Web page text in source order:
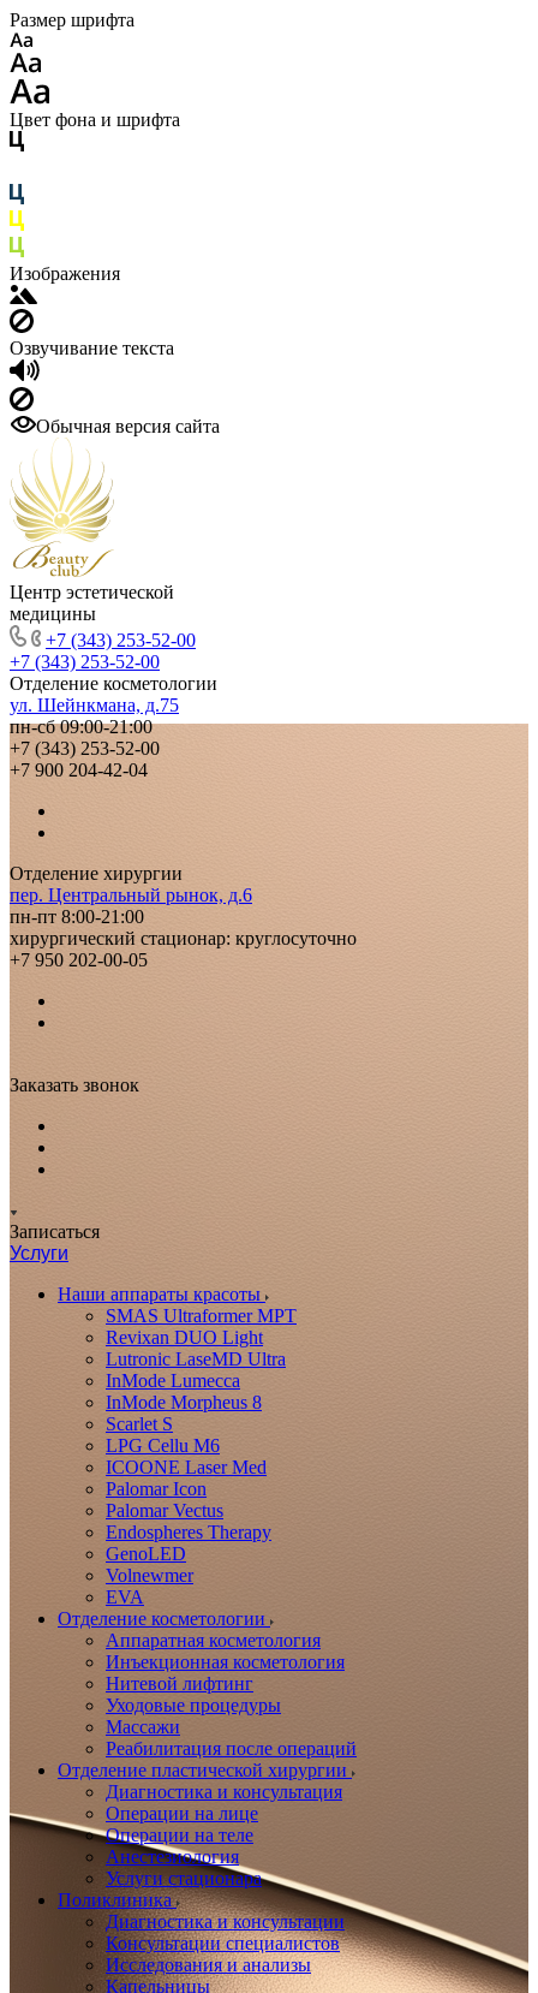
Размер шрифта
Цвет фона и шрифта
Изображения
Озвучивание текста
Обычная версия сайта
Центр эстетической
медицины
+7 (343) 253-52-00
+7 (343) 253-52-00
Отделение косметологии
ул. Шейнкмана, д.75
пн-сб 09:00-21:00
+7 (343) 253-52-00
+7 900 204-42-04
Отделение хирургии
пер. Центральный рынок, д.6
пн-пт 8:00-21:00
хирургический стационар: круглосуточно
+7 950 202-00-05
Заказать звонок
Записаться
Услуги
Наши аппараты красоты
SMAS Ultraformer MPT
Revixan DUO Light
Lutronic LaseMD Ultra
InMode Lumecca
InMode Morpheus 8
Scarlet S
LPG Cellu M6
ICOONE Laser Med
Palomar Icon
Palomar Vectus
Endospheres Therapy
GenoLED
Volnewmer
EVA
Отделение косметологии
Аппаратная косметология
Инъекционная косметология
Нитевой лифтинг
Уходовые процедуры
Массажи
Реабилитация после операций
Отделение пластической хирургии
Диагностика и консультация
Операции на лице
Операции на теле
Анестезиология
Услуги стационара
Поликлиника
Диагностика и консультации
Консультации специалистов
Исследования и анализы
Капельницы